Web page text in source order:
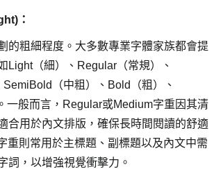
：
的粗細程度。大多數專業字體家族都會提
Light（細）、Regular（常規）、
（中粗）、Bold（粗）、
一般而言，Regular或Medium字重因其清
合用於內文排版，確保長時間閱讀的舒適
重則常用於主標題、副標題以及內文中需
詞，以增強視覺衝擊力。